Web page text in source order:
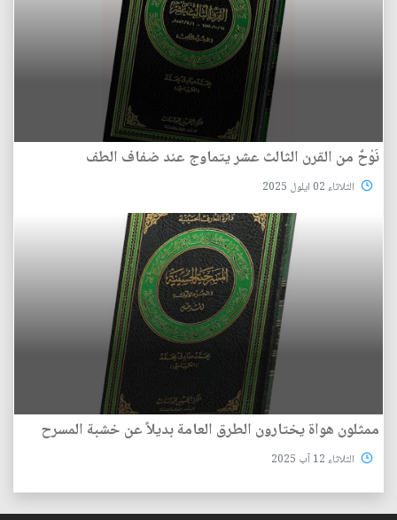
نَوْحٌ من القرن الثالث عشر يتماوج عند ضفاف الطف
الثلاثاء 02 ايلول 2025
ممثلون هواة يختارون الطرق العامة بديلاً عن خشبة المسرح
الثلاثاء 12 آب 2025